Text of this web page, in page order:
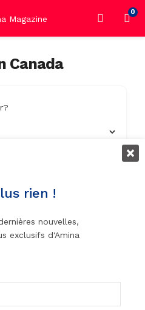
0
Canada
rien !
nouvelles,
exclusifs d'Amina